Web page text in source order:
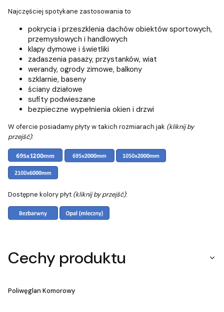
Najczęściej spotykane zastosowania to
pokrycia i przeszklenia dachów obiektów sportowych,
przemysłowych i handlowych
klapy dymowe i świetliki
zadaszenia pasaży, przystanków, wiat
werandy, ogrody zimowe, balkony
szklarnie, baseny
ściany działowe
sufity podwieszane
bezpieczne wypełnienia okien i drzwi
W ofercie posiadamy płyty w takich rozmiarach jak (kliknij by
przejść):
Dostępne kolory płyt (kliknij by przejść):
Cechy produktu
Poliwęglan Komorowy